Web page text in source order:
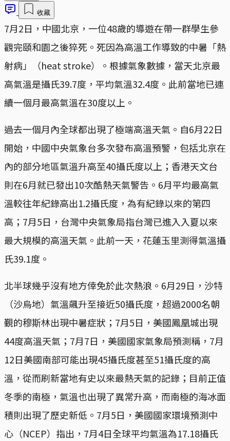
收藏
7月2日，中國北京，一位48歲的導遊在帶一群學生參
觀完頤和園之後猝死。死因為高溫工作導致的中暑「熱
射病」（heat stroke）。根據氣象數據，當天北京最
高氣溫是攝氏39.7度，平均氣溫32.4度。此前當地已連
續一個月最高氣溫在30度以上。
過去一個月內全球都出現了極端高溫天氣。自6月22日
開始，中國中央氣象台多次發布高溫預警，包括北京在
內的部分地區氣溫升高至40攝氏度以上；香港天文台
則在6月就已發出10次酷熱天氣警告。6月平均最高氣
溫較往年紀錄高出1.2攝氏度，為有紀錄以來的第四
高；7月5日，台灣中央氣象局指台灣已進入入夏以來
最大規模的高溫天氣。此前一天，花蓮玉里測得氣溫攝
氏39.1度。
北半球幾乎沒有地方倖免於此次熱浪。6月29日，沙特
（沙烏地）氣溫飆升至接近50攝氏度，超過2000名朝
覲的穆斯林出現中暑症狀；7月5日，美國鳳凰城出現
44度高溫天氣；7月7日，美國國家氣象局預測稱，7月
12日美國南部可能出現45攝氏度甚至51攝氏度的高
溫，從而刷新當地有史以來最熱天氣的記錄；目前正值
冬季的南極，氣溫也出現了異常升高，而南極的海冰面
積則出現了歷史新低。7月5日，美國國家環境預測中
心（NCEP）指出，7月4日全球平均氣溫為17.18攝氏